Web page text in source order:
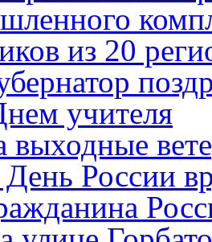
из 20
учителя
выходные
России